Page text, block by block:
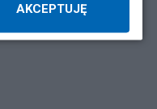
AKCEPTUJĘ